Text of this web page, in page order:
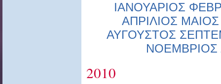
ΙΑΝΟΥΑΡΙΟΣ
ΑΠΡΙΛΙΟΣ ΜΑΙΟΣ
ΑΥΓΟΥΣΤΟΣ
ΝΟΕΜΒΡΙΟΣ
2010